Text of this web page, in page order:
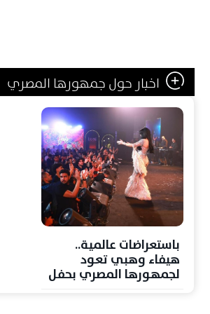
اخبار حول جمهورها المصري
باستعراضات عالمية..
هيفاء وهبي تعود
لجمهورها المصري بحفل